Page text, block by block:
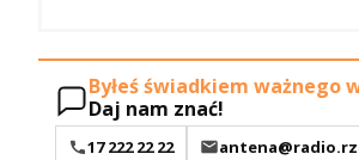
Byłeś świadkiem ważnego
Daj nam znać!
17 222 22 22